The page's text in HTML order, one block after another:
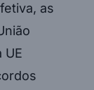
as
UE